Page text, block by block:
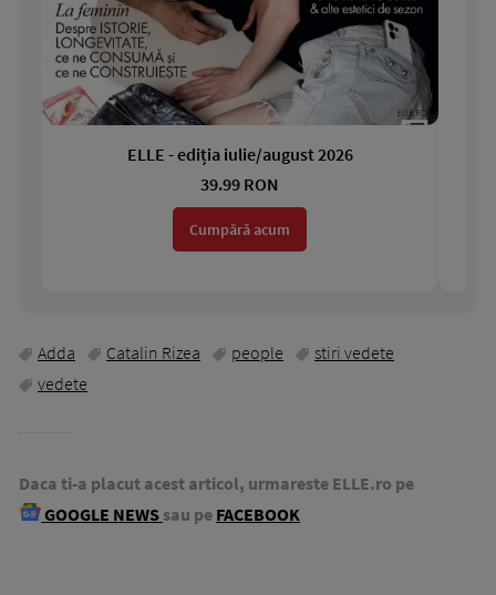
ELLE - ediția iulie/august 2026
39.99 RON
Cumpără acum
Adda Catalin Rizea people
stiri vedete
vedete
Daca ti-a placut acest articol, urmareste ELLE.ro pe
GOOGLE NEWS sau pe FACEBOOK